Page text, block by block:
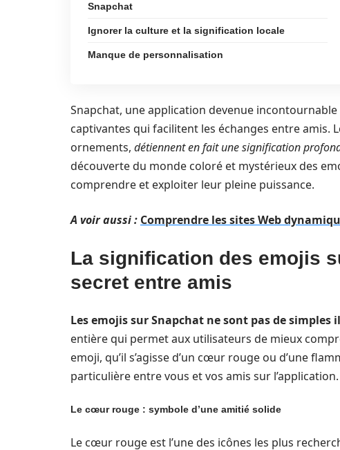
Snapchat
Ignorer la culture et la signification locale
Manque de personnalisation
Snapchat, une application devenue
captivantes qui facilitent les échanges entre amis.
ornements, détiennent en fait une signification
découverte du monde coloré et mystérieux des
comprendre et exploiter leur pleine puissance.
A voir aussi : Comprendre les sites Web
La signification des emojis
secret entre amis
Les emojis sur Snapchat ne sont pas de
entière qui permet aux utilisateurs de mieux
emoji, qu’il s’agisse d’un cœur rouge ou d’une
particulière entre vous et vos amis sur l’application.
Le cœur rouge : symbole d’une amitié solide
Le cœur rouge est l’une des icônes les plus